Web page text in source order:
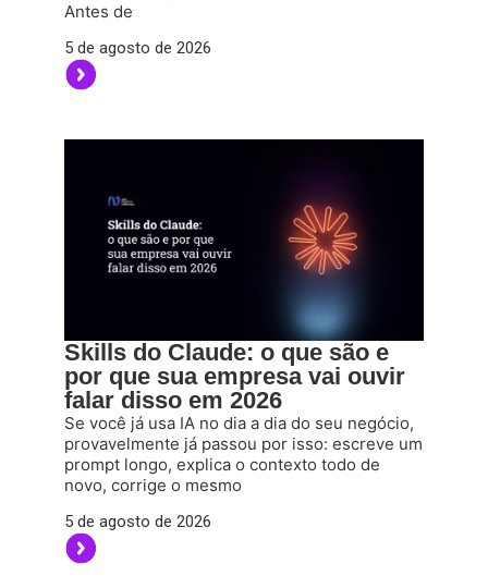
Antes de
5 de agosto de 2026
Skills do Claude: o que são e
por que sua empresa vai ouvir
falar disso em 2026
Se você já usa IA no dia a dia do seu negócio,
provavelmente já passou por isso: escreve um
prompt longo, explica o contexto todo de
novo, corrige o mesmo
5 de agosto de 2026